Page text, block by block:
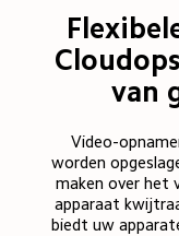
van
Video-
worden
maken over het
apparaat
biedt uw